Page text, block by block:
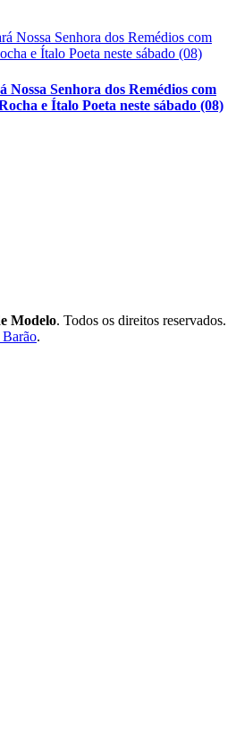
Nossa Senhora dos Remédios com
e Ítalo Poeta neste sábado (08)
Modelo. Todos os direitos reservados.
Barão.